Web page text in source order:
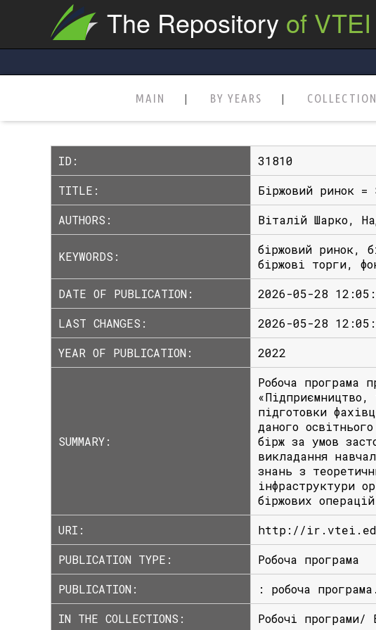
The Repository of VTEI
MAIN BY YEARS
ID:
31810
TITLE:
Біржовий ринок
AUTHORS:
Віталій Шарко,
KEYWORDS:
біржовий ринок,
біржові торги,
DATE OF PUBLICATION:
2026-05-28
LAST CHANGES:
2026-05-28
YEAR OF PUBLICATION:
2022
SUMMARY:
Робоча програма
підготовки
даного
бірж за умов
викладання
знань з
інфраструктури
біржових
URI:
http://
PUBLICATION TYPE:
Робоча програма
PUBLICATION:
: робоча
IN THE COLLECTIONS:
Робочі програми/